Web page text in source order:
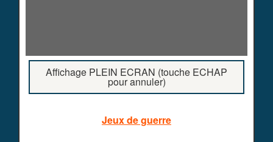
Affichage PLEIN ECRAN (touche ECHAP
pour annuler)
Jeux de guerre